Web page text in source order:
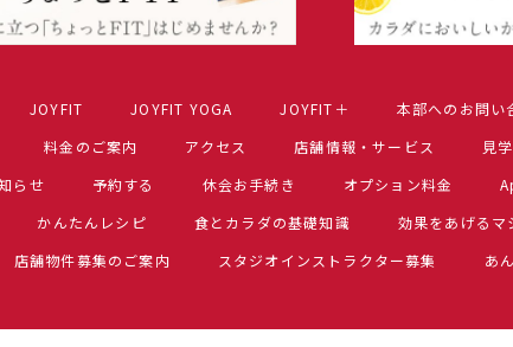
JOYFIT JOYFIT YOGA JOYFIT＋ 本部へのお問い
料金のご案内 アクセス 店舗情報・サービス 見
らせ
予約する 休会お手続き オプション料金
かんたんレシピ 食とカラダの基礎知識
効果をあげるマ
店舗物件募集のご案内 スタジオインストラクター募集 あ